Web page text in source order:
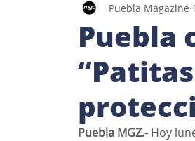
Poblanas destacadas Pulso
Puebla
Puebla Magazine
Puebla MGZ.- Hoy